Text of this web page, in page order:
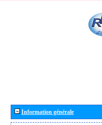
Information générale